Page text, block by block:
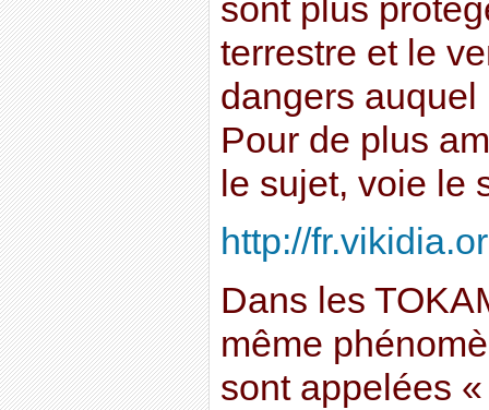
sont plus
terrestre et le
dangers
Pour de plus
le sujet, voie le
http://
Dans les
même
sont appelées